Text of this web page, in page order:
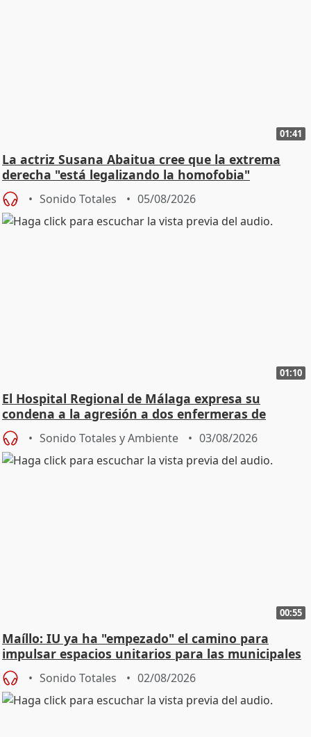
01:41
La actriz Susana Abaitua cree que la extrema
derecha "está legalizando la homofobia"
Sonido Totales 05/08/2026
01:10
El Hospital Regional de Málaga expresa su
condena a la agresión a dos enfermeras de
Urgencias
Sonido Totales y Ambiente 03/08/2026
00:55
Maíllo: IU ya ha "empezado" el camino para
impulsar espacios unitarios para las municipales
Sonido Totales 02/08/2026